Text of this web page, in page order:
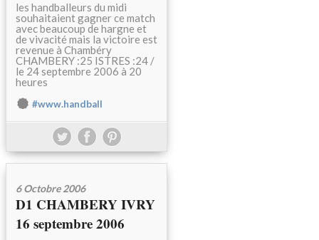
les handballeurs du midi
souhaitaient gagner ce match
avec beaucoup de hargne et
de vivacité mais la victoire est
revenue à Chambéry
CHAMBERY :25 ISTRES :24 /
le 24 septembre 2006 à 20
heures
#www.handball
6 Octobre 2006
D1 CHAMBERY IVRY
16 septembre 2006